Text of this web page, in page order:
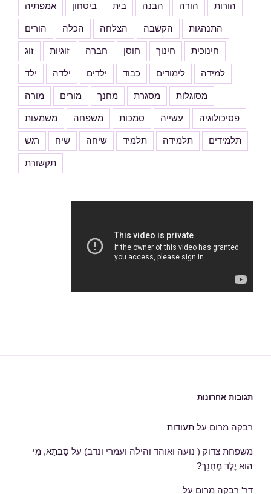
אמפתיה ביטחון בית הבנה הורה הורות
הורים הכלה הצלחה הקשבה התנהגות
זוג זוגיות חברה חוסן חינוך חינוכית
ילד ילדה ילדים כבוד לימודים למידה
מורה מורים מחנך מסגרת מסוגלות
משמעות משפחה סמכות עשייה פסיכולוגיה
רגש שיח שיחה תלמיד תלמידה תלמידים
תקשורת
תגובות אחרונות
רבקה מרום על תעודות
משפחת צדוק ( נועה ואוהד והילה ועמרי ונדב) על סָבְתָא, מִי
הוּא יֶלֶד מְחֻנָּךְ?
דר' רבקה מרום על